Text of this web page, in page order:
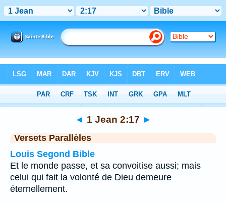
Chapitre 2> Verset 17
◄ 1 Jean 2:17 ►
Versets Parallèles
Louis Segond Bible
Et le monde passe, et sa convoitise aussi; mais
celui qui fait la volonté de Dieu demeure
éternellement.